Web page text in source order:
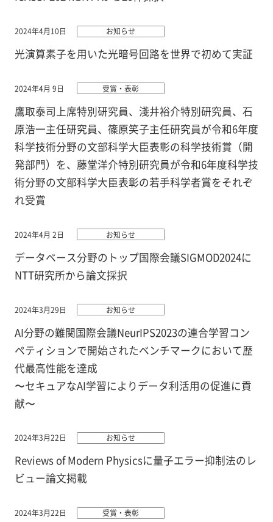
2024年4月10日 お知らせ
光演算素子を用いた光暗号回路を世界で初めて実証
2024年4月 9日 受賞・表彰
鷹取泰司上席特別研究員、淺井裕介特別研究員、石
原浩一主任研究員、篠原笑子主任研究員が令和6年度
科学技術分野の文部科学大臣表彰の科学技術賞（開
発部門）を、藤堂洋介特別研究員が令和6年度科学技
術分野の文部科学大臣表彰の若手科学者賞をそれぞ
れ受賞
2024年4月 2日 お知らせ
データベース分野のトップ国際会議SIGMOD2024に
NTT研究所から論文採択
2024年3月29日 お知らせ
AI分野の難関国際会議NeurIPS2023の連合学習コン
ペティションで開始されたベンチマークにおいて歴
代最高性能を達成
〜セキュアなAI学習によりデータ利活用の促進に貢
献〜
2024年3月22日 お知らせ
Reviews of Modern Physicsに量子エラー抑制法のレ
ビュー論文掲載
2024年3月22日 受賞・表彰